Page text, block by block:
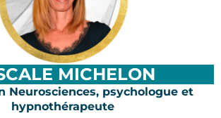
MICHELON
Neurosciences, psychologue et
hypnothérapeute